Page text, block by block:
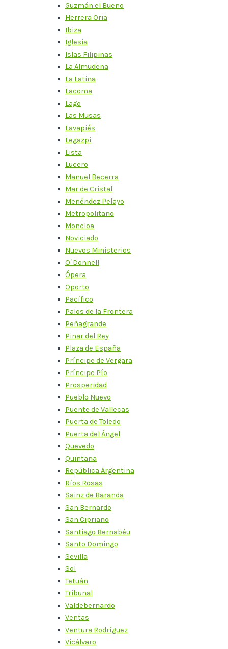
Guzmán el Bueno
Herrera Oria
Ibiza
Iglesia
Islas Filipinas
La Almudena
La Latina
Lacoma
Lago
Las Musas
Lavapiés
Legazpi
Lista
Lucero
Manuel Becerra
Mar de Cristal
Menéndez Pelayo
Metropolitano
Moncloa
Noviciado
Nuevos Ministerios
O´Donnell
Ópera
Oporto
Pacífico
Palos de la Frontera
Peñagrande
Pinar del Rey
Plaza de España
Príncipe de Vergara
Príncipe Pío
Prosperidad
Pueblo Nuevo
Puente de Vallecas
Puerta de Toledo
Puerta del Ángel
Quevedo
Quintana
República Argentina
Ríos Rosas
Sainz de Baranda
San Bernardo
San Cipriano
Santiago Bernabéu
Santo Domingo
Sevilla
Sol
Tetuán
Tribunal
Valdebernardo
Ventas
Ventura Rodríguez
Vicálvaro